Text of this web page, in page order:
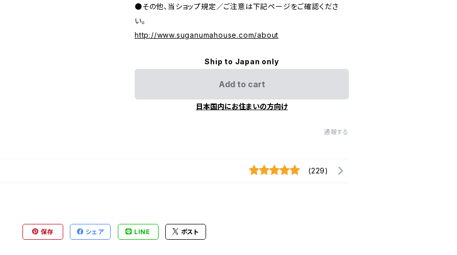
●その他、当ショップ規定／ご注意は下記ページをご確認くださ
い。
http://www.suganumahouse.com/about
Ship to Japan only
Add to cart
日本国内にお住まいの方向け
通報する
(229)
保存 シェア LINE ポスト